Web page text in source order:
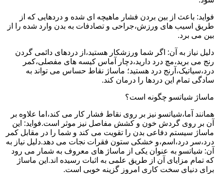
فواید: باعث از بین بردن فشار ماهیچه ای شده و دردهایی که از
طریق اسیب های ورزش،جراحی و تصادفات به بدن وارد شده را از
بین می برد.
دلیل نیاز به آن: اگر شما ورزشکار هستید،از دردهای دائمی گردن
رنج می برید،مچ درد دارید،دچار آماس کیسه های مفصلی،کمر
درد،سیاتیک،آرنج درد هستید؛ ماساژ نقاط حساس می تواند به
سادگی تمام این دردها را درمان کند.
ماساژ شیاتسو چگونه است؟
همانند آما،شیاتسو نیز بر روی نقاط فشار کار می کند،اما علاوه بر
آن بر روی گردش خون و کشش مفاصل نیز موثر است.فواید: این
ماساژ سیستم دفاعی بدن را تقویت می کند و شما را در مقابل کمر
درد،سر درد،اسم،و خشکی ستون فقرات نجات می دهد.دلیل نیاز به
آن: شیاتسو به عنوان یکی از ماساژ های معروف به شمار می رود
که تمام مزایای آن از طریق علمی به اثبات رسیده اند.این ماساژ
برای دنیای سخت کاری امروز گزینه خوبی است.